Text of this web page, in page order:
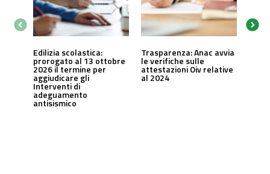
Edilizia scolastica:
prorogato al 13 ottobre
2026 il termine per
aggiudicare gli
Interventi di
adeguamento
antisismico
Trasparenza: Anac avvia
le verifiche sulle
attestazioni Oiv relative
al 2024